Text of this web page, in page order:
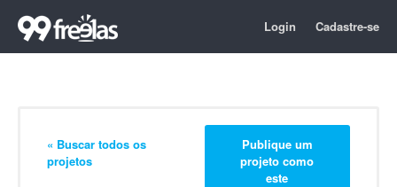
Login Cadastre-se
« Buscar todos os
projetos
Publique um
projeto como
este